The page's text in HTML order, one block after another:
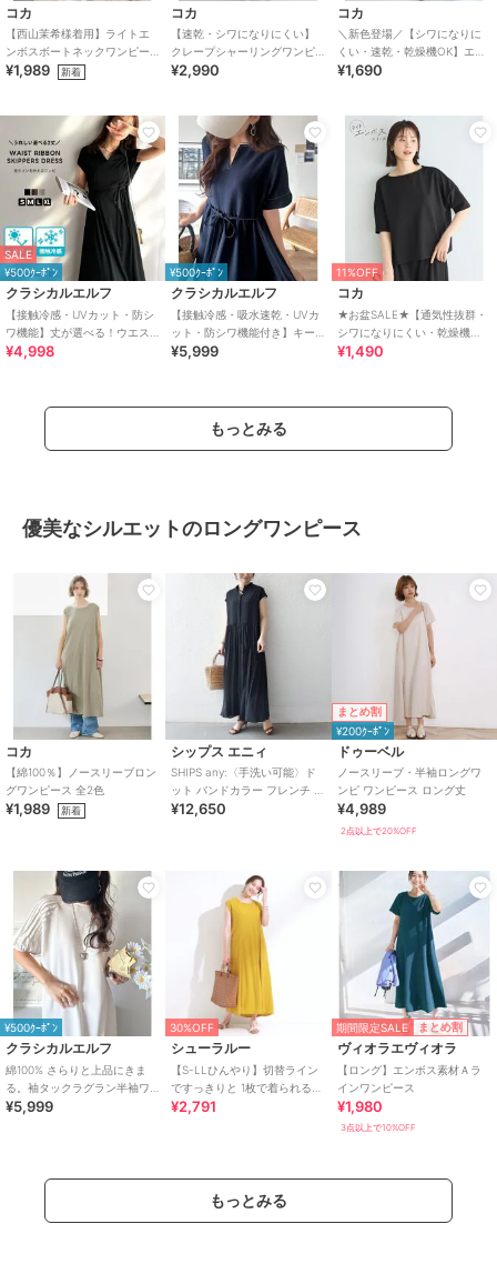
コカ
【西山茉希様着用】ライトエ
ンボスボートネックワンピー
ス 全2色 / 通気性抜群・シワに
¥1,989 新着
コカ
【速乾・シワになりにくい】
クレープシャーリングワンピ
ース 全2色
¥2,990
コカ
＼新色登場／【シワになりに
くい・速乾・乾燥機OK】エン
ボスワイドパンツ 全5色
¥1,690
SALE
¥500ｸｰﾎﾟﾝ
クラシカルエルフ
【接触冷感・UVカット・防シ
ワ機能】丈が選べる！ウエス
トリボンスキッパー美ライン
¥4,998
¥500ｸｰﾎﾟﾝ
クラシカルエルフ
【接触冷感・吸水速乾・UVカ
ット・防シワ機能付き】キー
ネックリボンティアードワン
¥5,999
11%OFF
コカ
★お盆SALE★【通気性抜群・
シワになりにくい・乾燥機
OK】ライトエンボス半袖ワイ
¥1,490
もっとみる
優美なシルエットのロングワンピース
コカ
【綿100％】ノースリーブロン
グワンピース 全2色
¥1,989 新着
シップス エニィ
SHIPS any:〈手洗い可能〉ド
ット バンドカラー フレンチ プ
リーツ ロング ワンピース
¥12,650
まとめ割
¥200ｸｰﾎﾟﾝ
ドゥーベル
ノースリーブ・半袖ロングワ
ンピ ワンピース ロング丈
¥4,989
2点以上で20%OFF
¥500ｸｰﾎﾟﾝ
クラシカルエルフ
綿100% さらりと上品にきま
る。袖タックラグラン半袖ワ
ンピース（ロング丈）
¥5,999
30%OFF
シューラルー
【S-LLひんやり】切替ライン
ですっきりと 1枚で着られるロ
ングワンピース
¥2,791
期間限定SALE まとめ割
ヴィオラエヴィオラ
【ロング】エンボス素材Ａラ
インワンピース
¥1,980
3点以上で10%OFF
もっとみる